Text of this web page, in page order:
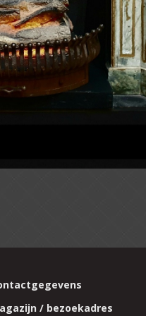
/ bezoekadres